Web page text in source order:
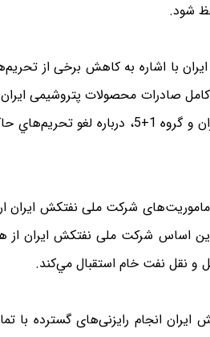
شود.
با اشاره به کاهش برخی از
صادرات محصولات پتروشیمی ایران
با این وجود در متن پیش نویس توافق ایران و
شرکت ملی نفتکش ایران
اساس شرکت ملی نفتکش ایران از
و نقل نفت خام استقبال مي‌کند.
ایران انجام رایزنی‌های گسترده با